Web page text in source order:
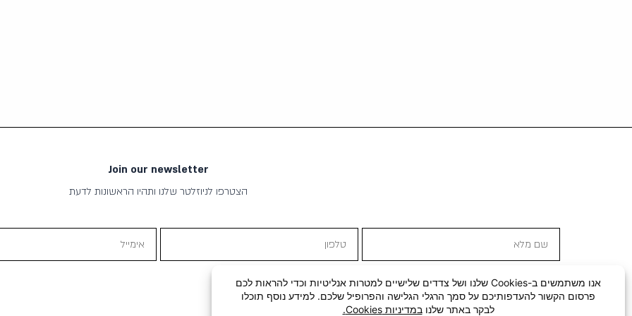
Join our newsletter
הצטרפו לניוזלטר שלנו ותהיו הראשונות לדעת
מלא
הפרטיות
תוכן
שיווקי